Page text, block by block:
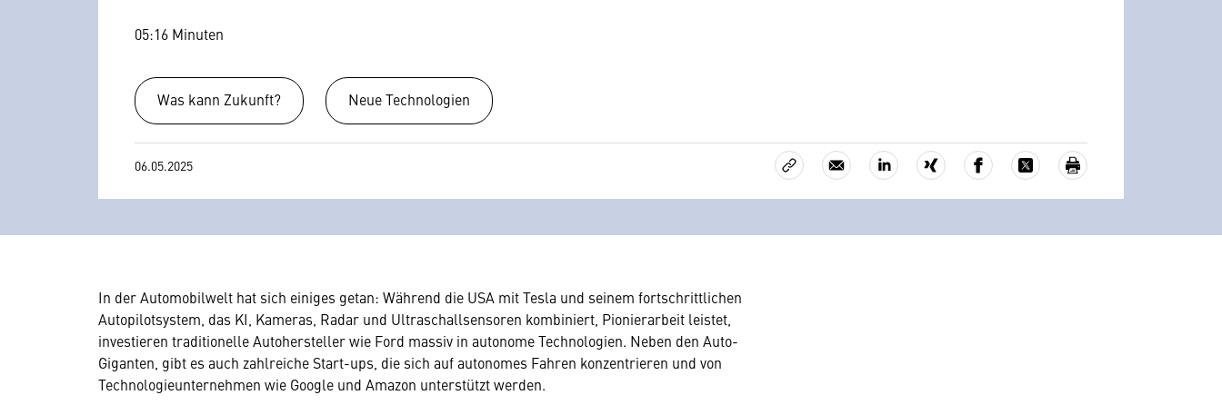
05:16 Minuten
Was kann Zukunft? Neue Technologien
06.05.2025
In der Automobilwelt hat sich einiges getan: Während die USA mit Tesla und seinem fortschrittlichen
Autopilotsystem, das KI, Kameras, Radar und Ultraschallsensoren kombiniert, Pionierarbeit leistet,
investieren traditionelle Autohersteller wie Ford massiv in autonome Technologien. Neben den Auto-
Giganten, gibt es auch zahlreiche Start-ups, die sich auf autonomes Fahren konzentrieren und von
Technologieunternehmen wie Google und Amazon unterstützt werden.